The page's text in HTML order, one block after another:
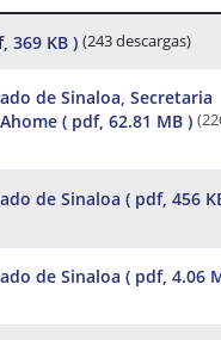
369 KB ) (243 descargas)
de Sinaloa, Secretaria
( pdf, 62.81 MB )
de Sinaloa ( pdf, 456
de Sinaloa ( pdf, 4.06